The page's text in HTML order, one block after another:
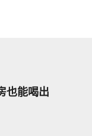
也能喝出